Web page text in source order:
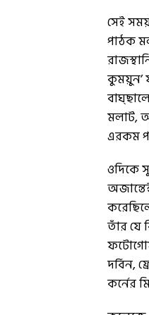
সেই
পাঠক
কুময়ুন’
মলাট,
এরকম
ওদিকে
তাঁর যে
দর্বিন,
কর্নের